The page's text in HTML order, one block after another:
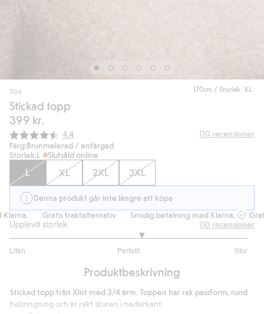
170cm / Storlek: XL
Xlnt
Stickad topp
399 kr.
Snittbetyg:
4.4 110 recensioner
Färg:Brunmelerad / enfärgad
Storlek:L Slutsåld online
L XL 2XL 3XL
Denna produkt går inte längre att köpa
Gratis fraktalternativ Smidig betalning med Klarna. Gratis
Upplevd storlek
Liten Perfekt Stor
utav
83
betyg
110 recensioner
Produktbeskrivning
Stickad topp från Xlnt med 3/4 ärm. Toppen har rak passform, rund
halsringning och är rakt skuren i nederkant.